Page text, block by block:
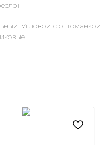
Угловой с оттоманкой